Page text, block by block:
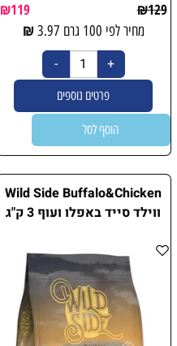
₪129
₪119
מחיר לפי 100 גרם 3.97
₪
פרטים נוספים
הוסף לסל
Wild Side Buffalo&Chicken
ווילד סייד באפלו ועוף 3 ק"ג